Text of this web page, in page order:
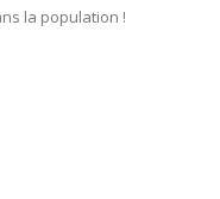
la population !